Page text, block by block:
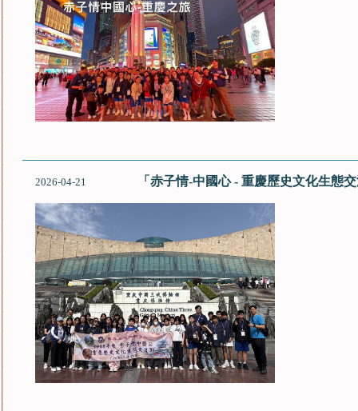
2026-04-21 「赤子情-中國心 - 重慶歷史文化生態